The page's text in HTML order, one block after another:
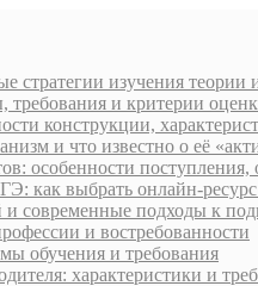
стратегии изучения теории
и критерии
конструкции,
и что известно о её
особенности поступления,
как выбрать онлайн-
современные подходы к
и востребованности
обучения и требования
характеристики и